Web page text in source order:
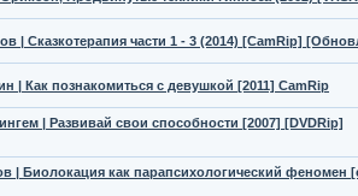
| Сказкотерапия части 1 - 3 (2014) [CamRip]
| Как познакомиться с девушкой [2011] CamRip
| Развивай свои способности [2007] [DVDRip]
| Биолокация как парапсихологический феномен